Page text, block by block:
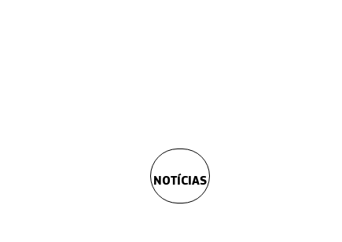
NOTÍCIAS